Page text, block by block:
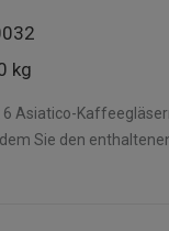
kg
Asiatico-
Sie den